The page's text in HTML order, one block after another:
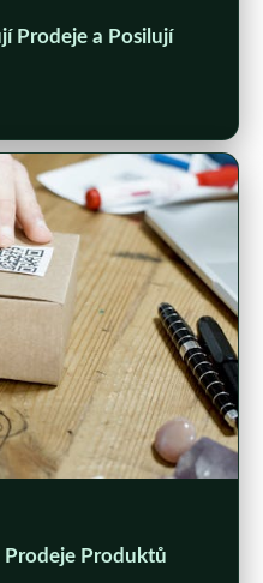
Prodeje a Posilují
Prodeje Produktů